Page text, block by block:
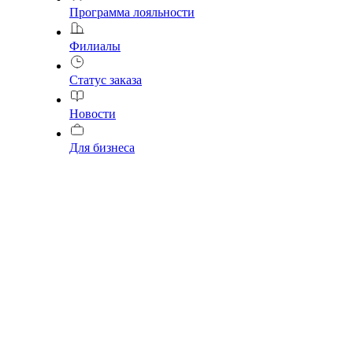
Программа лояльности
Филиалы
Статус заказа
Новости
Для бизнеса